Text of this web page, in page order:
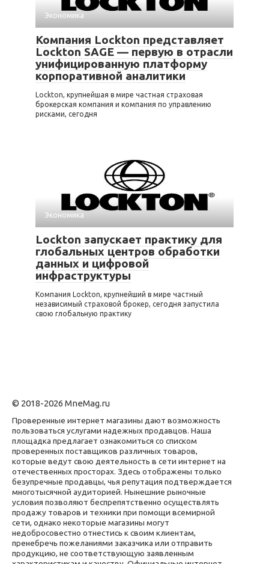
Экономика
Компания Lockton представляет
Lockton SAGE — первую в отрасли
унифицированную платформу
корпоративной аналитики
Lockton, крупнейшая в мире частная страховая
брокерская компания и компания по управлению
рисками, сегодня
Экономика
Lockton запускает практику для
глобальных центров обработки
данных и цифровой
инфраструктуры
Компания Lockton, крупнейший в мире частный
независимый страховой брокер, сегодня запустила
свою глобальную практику
© 2018-2026 MneMag.ru
Проверенные интернет магазины дают возможность
пользоваться услугами надежных продавцов. Наша
площадка предлагает ознакомиться со списком
проверенных поставщиков различных товаров,
которые ведут свою деятельность в сети интернет на
отечественных просторах. Здесь отображены только
безупречные продавцы, чья репутация подтверждается
многотысячной аудиторией. Нынешние рыночные
условия позволяют беспрепятственно осуществлять
продажу товаров и техники при помощи всемирной
сети, однако некоторые магазины могут
недобросовестно отнестись к своим клиентам,
пренебречь пожеланиями заказчика или отправить
продукцию, не соответствующую заявленным